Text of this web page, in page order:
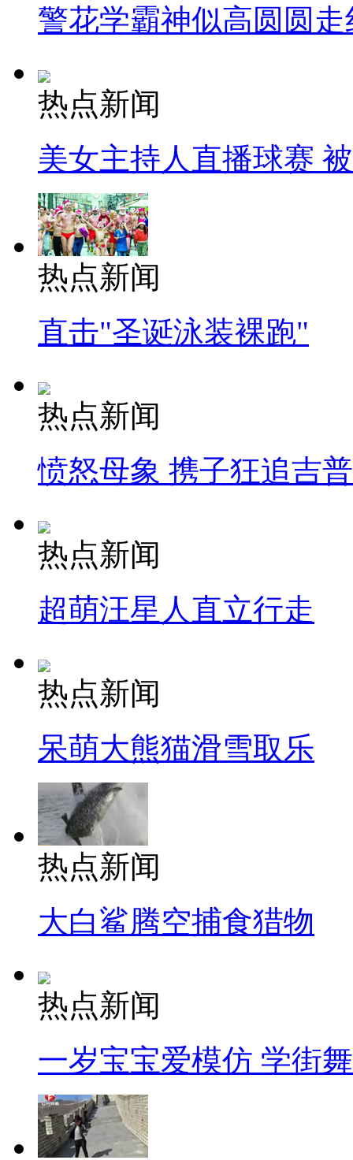
警花学霸神似高圆圆走
热点新闻
美女主持人直播球赛
热点新闻
直击"圣诞泳装裸跑"
热点新闻
愤怒母象 携子狂追吉
热点新闻
超萌汪星人直立行走
热点新闻
呆萌大熊猫滑雪取乐
热点新闻
大白鲨腾空捕食猎物
热点新闻
一岁宝宝爱模仿 学街